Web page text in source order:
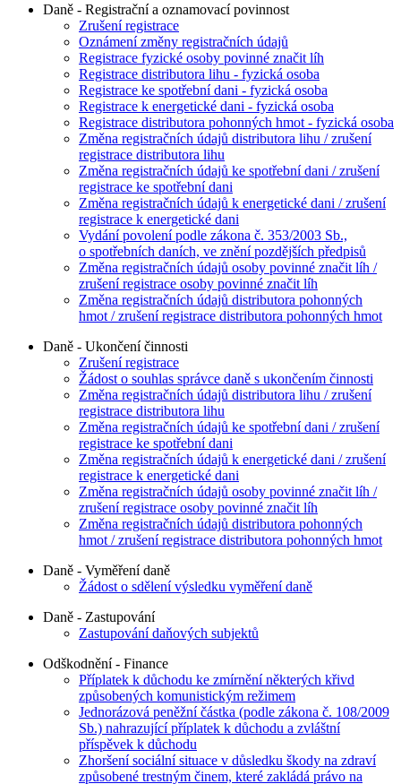
Daně - Registrační a oznamovací povinnost
Zrušení registrace
Oznámení změny registračních údajů
Registrace fyzické osoby povinné značit líh
Registrace distributora lihu - fyzická osoba
Registrace ke spotřební dani - fyzická osoba
Registrace k energetické dani - fyzická osoba
Registrace distributora pohonných hmot - fyzická osoba
Změna registračních údajů distributora lihu / zrušení
registrace distributora lihu
Změna registračních údajů ke spotřební dani / zrušení
registrace ke spotřební dani
Změna registračních údajů k energetické dani / zrušení
registrace k energetické dani
Vydání povolení podle zákona č. 353/2003 Sb.,
o spotřebních daních, ve znění pozdějších předpisů
Změna registračních údajů osoby povinné značit líh /
zrušení registrace osoby povinné značit líh
Změna registračních údajů distributora pohonných
hmot / zrušení registrace distributora pohonných hmot
Daně - Ukončení činnosti
Zrušení registrace
Žádost o souhlas správce daně s ukončením činnosti
Změna registračních údajů distributora lihu / zrušení
registrace distributora lihu
Změna registračních údajů ke spotřební dani / zrušení
registrace ke spotřební dani
Změna registračních údajů k energetické dani / zrušení
registrace k energetické dani
Změna registračních údajů osoby povinné značit líh /
zrušení registrace osoby povinné značit líh
Změna registračních údajů distributora pohonných
hmot / zrušení registrace distributora pohonných hmot
Daně - Vyměření daně
Žádost o sdělení výsledku vyměření daně
Daně - Zastupování
Zastupování daňových subjektů
Odškodnění - Finance
Příplatek k důchodu ke zmírnění některých křivd
způsobených komunistickým režimem
Jednorázová peněžní částka (podle zákona č. 108/2009
Sb.) nahrazující příplatek k důchodu a zvláštní
příspěvek k důchodu
Zhoršení sociální situace v důsledku škody na zdraví
způsobené trestným činem, které zakládá právo na